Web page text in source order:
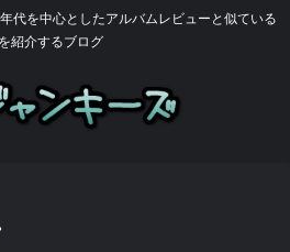
代を中心としたアルバムレビューと似ている
紹介するブログ